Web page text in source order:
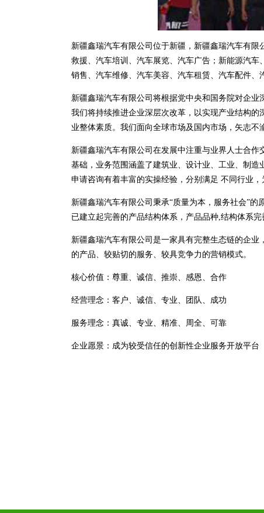
新疆鑫瑞汽车有限公司位于新疆，新疆鑫瑞汽车有限
救援、汽车培训、汽车展览、汽车广告；新能源汽
销售、汽车维修、汽车美容、汽车租赁、汽车配件、
新疆鑫瑞汽车有限公司将根据党中央和国务院对企
我们将持续推进企业深层次改革，以实现产业结构
业整体素质。我们面向全球市场及国内市场，矢志不
新疆鑫瑞汽车有限公司在发展中注重与业界人士合
基础，业务范围涵盖了建筑业、设计业、工业、制
申请咨询有着丰富的实操经验，分别满足 不同行业
新疆鑫瑞汽车有限公司秉承“质量为本，服务社会”
已建立起完善的产品结构体系，产品品种,结构体系完
新疆鑫瑞汽车有限公司是一家具有完整生态链的企
的产品、较贴切的服务、较具竞争力的营销模式。
核心价值：尊重、诚信、推崇、感恩、合作
经营理念：客户、诚信、专业、团队、成功
服务理念：真诚、专业、精准、周全、可靠
企业愿景：成为较受信任的创新性企业服务开放平台